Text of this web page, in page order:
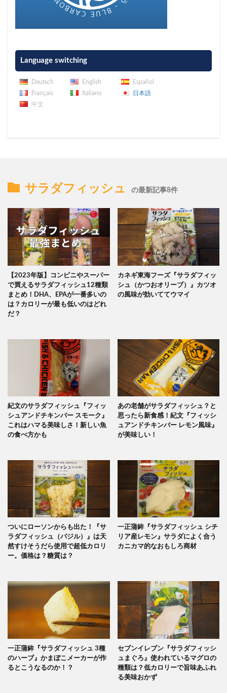
Language switching
Deutsch English
Español
Français
Italiano
日本語
中文
サラダフィッシュ の最新記事8件
【2023年版】コンビニやスーパー
で買えるサラダフィッシュ12種類
まとめ！DHA、EPAが一番多いの
は？カロリーが最も低いのはどれ
だ？
カネギ東海フーズ『サラダフィッ
シュ（かつおオリーブ）』カツオ
の風味が効いててウマイ
紀文のサラダフィッシュ『フィッ
シュアンドチキンバー スモーク』
これはハマる美味しさ！新しい魚
の食べ方かも
あの老舗がサラダフィッシュ？と
思ったら新食感！紀文『フィッシ
ュアンドチキンバー レモン風味』
が美味しい！
ついにローソンからも出た！『サ
ラダフィッシュ（バジル）』は天
然すけそうだら使用で超低カロリ
ー。価格は？糖質は？
一正蒲鉾『サラダフィッシュ シチ
リア産レモン』サラダによく合う
カニカマ的なおもしろ商材
一正蒲鉾『サラダフィッシュ 3種
のハーブ』かまぼこメーカーが作
るとこうなるのか！？
セブンイレブン『サラダフィッシ
ュまぐろ』使われているマグロの
種類は？低カロリーで旨味あふれ
る美味おかず